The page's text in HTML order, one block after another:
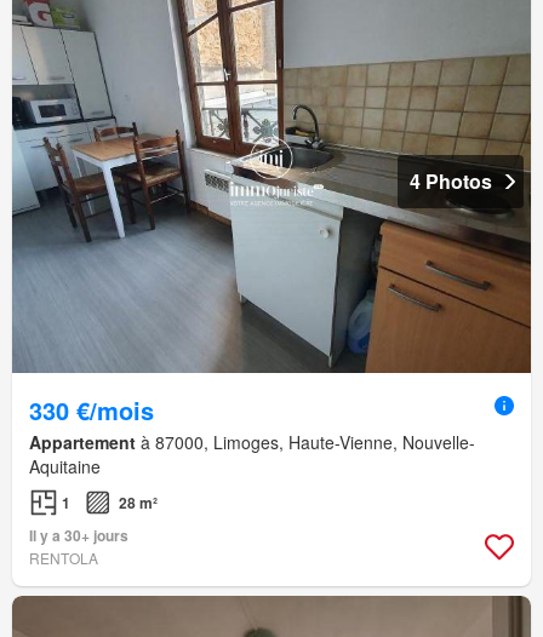
4 Photos
330 €/mois
Appartement à 87000, Limoges, Haute-Vienne, Nouvelle-
Aquitaine
1
28 m²
Il y a 30+ jours
RENTOLA